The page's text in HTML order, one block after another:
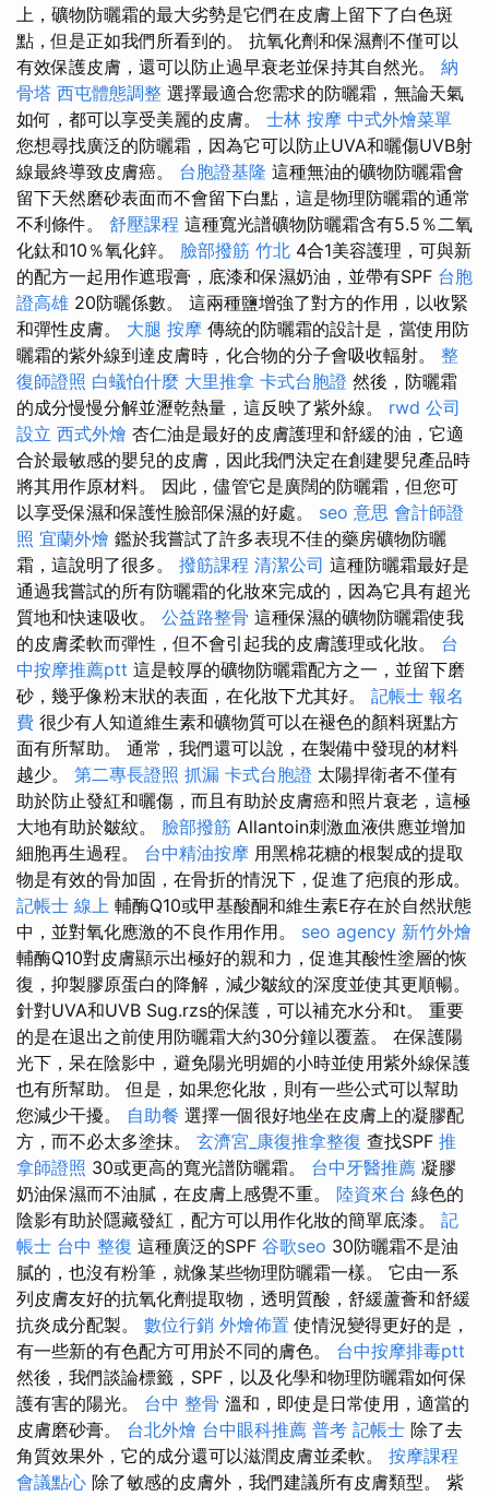
上，礦物防曬霜的最大劣勢是它們在皮膚上留下了白色斑
點，但是正如我們所看到的。 抗氧化劑和保濕劑不僅可以
有效保護皮膚，還可以防止過早衰老並保持其自然光。 納
骨塔 西屯體態調整 選擇最適合您需求的防曬霜，無論天氣
如何，都可以享受美麗的皮膚。 士林 按摩 中式外燴菜單
您想尋找廣泛的防曬霜，因為它可以防止UVA和曬傷UVB射
線最終導致皮膚癌。 台胞證基隆 這種無油的礦物防曬霜會
留下天然磨砂表面而不會留下白點，這是物理防曬霜的通常
不利條件。 舒壓課程 這種寬光譜礦物防曬霜含有5.5％二氧
化鈦和10％氧化鋅。 臉部撥筋 竹北 4合1美容護理，可與新
的配方一起用作遮瑕膏，底漆和保濕奶油，並帶有SPF 台胞
證高雄 20防曬係數。 這兩種鹽增強了對方的作用，以收緊
和彈性皮膚。 大腿 按摩 傳統的防曬霜的設計是，當使用防
曬霜的紫外線到達皮膚時，化合物的分子會吸收輻射。 整
復師證照 白蟻怕什麼 大里推拿 卡式台胞證 然後，防曬霜
的成分慢慢分解並瀝乾熱量，這反映了紫外線。 rwd 公司
設立 西式外燴 杏仁油是最好的皮膚護理和舒緩的油，它適
合於最敏感的嬰兒的皮膚，因此我們決定在創建嬰兒產品時
將其用作原材料。 因此，儘管它是廣闊的防曬霜，但您可
以享受保濕和保護性臉部保濕的好處。 seo 意思 會計師證
照 宜蘭外燴 鑑於我嘗試了許多表現不佳的藥房礦物防曬
霜，這說明了很多。 撥筋課程 清潔公司 這種防曬霜最好是
通過我嘗試的所有防曬霜的化妝來完成的，因為它具有超光
質地和快速吸收。 公益路整骨 這種保濕的礦物防曬霜使我
的皮膚柔軟而彈性，但不會引起我的皮膚護理或化妝。 台
中按摩推薦ptt 這是較厚的礦物防曬霜配方之一，並留下磨
砂，幾乎像粉末狀的表面，在化妝下尤其好。 記帳士 報名
費 很少有人知道維生素和礦物質可以在褪色的顏料斑點方
面有所幫助。 通常，我們還可以說，在製備中發現的材料
越少。 第二專長證照 抓漏 卡式台胞證 太陽捍衛者不僅有
助於防止發紅和曬傷，而且有助於皮膚癌和照片衰老，這極
大地有助於皺紋。 臉部撥筋 Allantoin刺激血液供應並增加
細胞再生過程。 台中精油按摩 用黑棉花糖的根製成的提取
物是有效的骨加固，在骨折的情況下，促進了疤痕的形成。
記帳士 線上 輔酶Q10或甲基酸酮和維生素E存在於自然狀態
中，並對氧化應激的不良作用作用。 seo agency 新竹外燴
輔酶Q10對皮膚顯示出極好的親和力，促進其酸性塗層的恢
復，抑製膠原蛋白的降解，減少皺紋的深度並使其更順暢。
針對UVA和UVB Sug.rzs的保護，可以補充水分和t。 重要
的是在退出之前使用防曬霜大約30分鐘以覆蓋。 在保護陽
光下，呆在陰影中，避免陽光明媚的小時並使用紫外線保護
也有所幫助。 但是，如果您化妝，則有一些公式可以幫助
您減少干擾。 自助餐 選擇一個很好地坐在皮膚上的凝膠配
方，而不必太多塗抹。 玄濟宮_康復推拿整復 查找SPF 推
拿師證照 30或更高的寬光譜防曬霜。 台中牙醫推薦 凝膠
奶油保濕而不油膩，在皮膚上感覺不重。 陸資來台 綠色的
陰影有助於隱藏發紅，配方可以用作化妝的簡單底漆。 記
帳士 台中 整復 這種廣泛的SPF 谷歌seo 30防曬霜不是油
膩的，也沒有粉筆，就像某些物理防曬霜一樣。 它由一系
列皮膚友好的抗氧化劑提取物，透明質酸，舒緩蘆薈和舒緩
抗炎成分配製。 數位行銷 外燴佈置 使情況變得更好的是，
有一些新的有色配方可用於不同的膚色。 台中按摩排毒ptt
然後，我們談論標籤，SPF，以及化學和物理防曬霜如何保
護有害的陽光。 台中 整骨 溫和，即使是日常使用，適當的
皮膚磨砂膏。 台北外燴 台中眼科推薦 普考 記帳士 除了去
角質效果外，它的成分還可以滋潤皮膚並柔軟。 按摩課程
會議點心 除了敏感的皮膚外，我們建議所有皮膚類型。 紫